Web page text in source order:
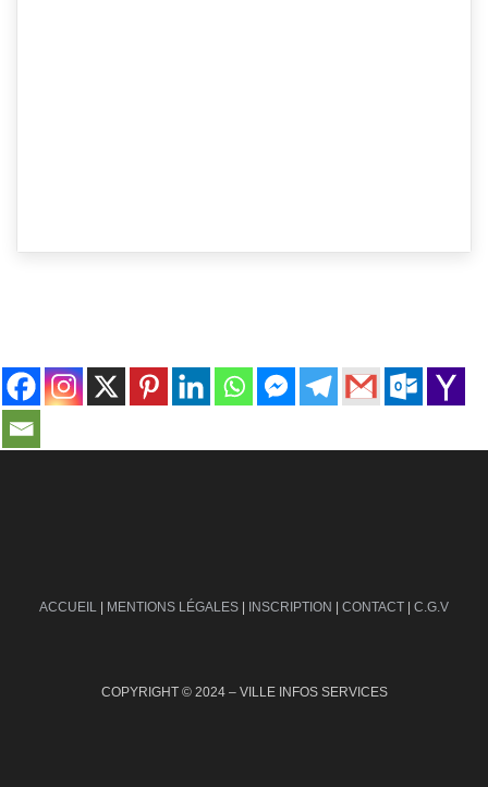
ACCUEIL | MENTIONS LÉGALES | INSCRIPTION | CONTACT | C.G.V
COPYRIGHT © 2024 – VILLE INFOS SERVICES